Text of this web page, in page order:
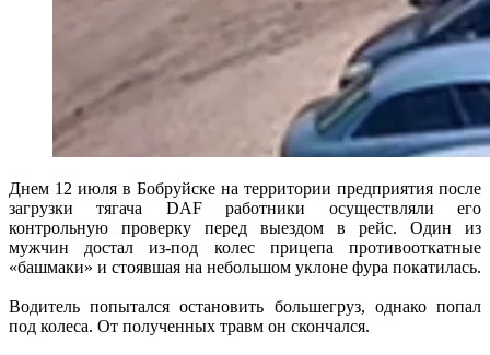
Днем 12 июля в Бобруйске на территории предприятия после
загрузки тягача DAF работники осуществляли его
контрольную проверку перед выездом в рейс. Один из
мужчин достал из-под колес прицепа противооткатные
«башмаки» и стоявшая на небольшом уклоне фура покатилась.
Водитель попытался остановить большегруз, однако попал
под колеса. От полученных травм он скончался.